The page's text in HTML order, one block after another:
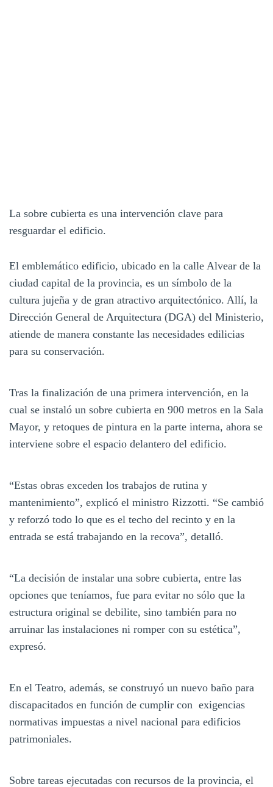
La sobre cubierta es una intervención clave para
resguardar el edificio.
El emblemático edificio, ubicado en la calle Alvear de la
ciudad capital de la provincia, es un símbolo de la
cultura jujeña y de gran atractivo arquitectónico. Allí, la
Dirección General de Arquitectura (DGA) del Ministerio,
atiende de manera constante las necesidades edilicias
para su conservación.
Tras la finalización de una primera intervención, en la
cual se instaló un sobre cubierta en 900 metros en la Sala
Mayor, y retoques de pintura en la parte interna, ahora se
interviene sobre el espacio delantero del edificio.
“Estas obras exceden los trabajos de rutina y
mantenimiento”, explicó el ministro Rizzotti. “Se cambió
y reforzó todo lo que es el techo del recinto y en la
entrada se está trabajando en la recova”, detalló.
“La decisión de instalar una sobre cubierta, entre las
opciones que teníamos, fue para evitar no sólo que la
estructura original se debilite, sino también para no
arruinar las instalaciones ni romper con su estética”,
expresó.
En el Teatro, además, se construyó un nuevo baño para
discapacitados en función de cumplir con exigencias
normativas impuestas a nivel nacional para edificios
patrimoniales.
Sobre tareas ejecutadas con recursos de la provincia, el